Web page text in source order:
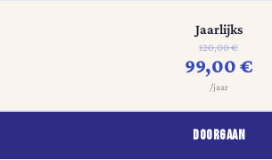
Jaarlijks
120,00 €
99,00 €
/jaar
DOORGAAN